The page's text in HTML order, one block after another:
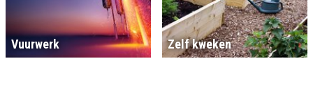
Vuurwerk Zelf kweken